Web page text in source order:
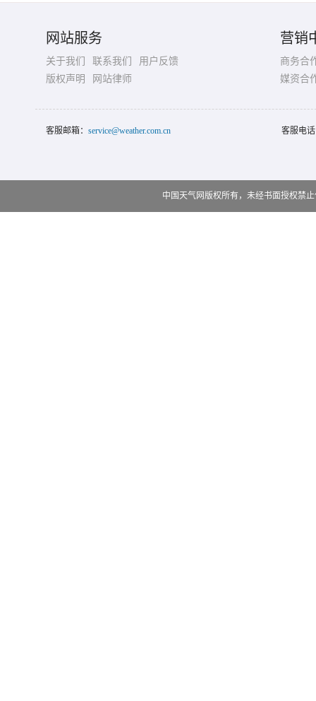
网站服务
关于我们 联系我们
用户反馈
版权声明
网站律师
营销
商务合
媒资合
客服邮箱： service@weather.com.cn 客服电
中国天气网版权所有，未经书面授权